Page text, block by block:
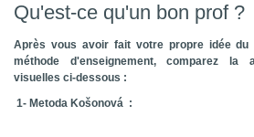
Qu'est-ce qu'un bon prof ?
Après vous avoir fait votre propre idée
méthode d'enseignement, comparez la
visuelles ci-dessous :
1- Metoda Košonová :